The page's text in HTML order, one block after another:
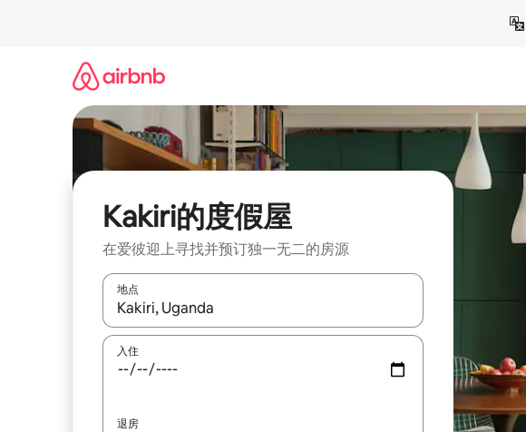
Kakiri的度假屋
在爱彼迎上寻找并预订独一无二的房源
地点
如有搜索结果，请使用上下方向键查看，或通过点击或滑动手势浏览。
入住
退房